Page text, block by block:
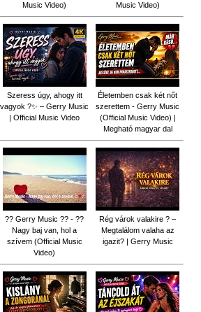
Music Video)
Music Video)
Szeress úgy, ahogy itt
vagyok ?✨ – Gerry Music
| Official Music Video
Életemben csak két nőt
szerettem - Gerry Music
(Official Music Video) |
Megható magyar dal
?? Gerry Music ?? - ??
Nagy baj van, hol a
szívem (Official Music
Video)
Rég várok valakire ? –
Megtalálom valaha az
igazit? | Gerry Music